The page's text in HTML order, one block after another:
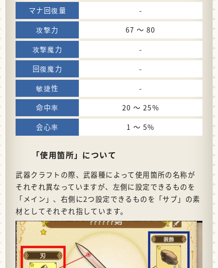
-
67 〜 80
-
-
-
20 〜 25%
1 〜 5%
「使用箇所」について
武器クラフトの際、武器種によって使用箇所の名称が
それぞれ異なっていますが、左側に設定できるものを
「メイン」、右側に2つ設定できるものを「サブ」の素
材としてそれぞれ指しています。